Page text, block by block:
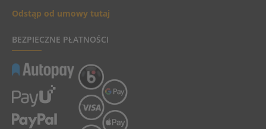
Odstąp od umowy tutaj
BEZPIECZNE PŁATNOŚCI